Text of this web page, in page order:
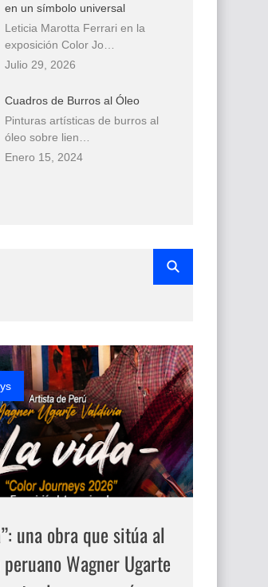
en un símbolo universal
Leticia Marotta Ferrari en la
exposición Color Jo…
Julio 29, 2026
Cuadros de Burros al Óleo
Pinturas artísticas de burros al
óleo sobre lien…
Enero 15, 2024
una obra que sitúa al
Wagner Ugarte